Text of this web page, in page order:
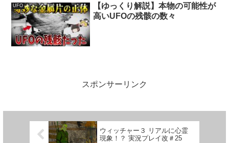
UFO
【ゆっくり解説】本物の可能性が
高いUFOの残骸の数々
スポンサーリンク
ウィッチャー３ リアルに心霊
現象！？ 実況プレイ改＃25